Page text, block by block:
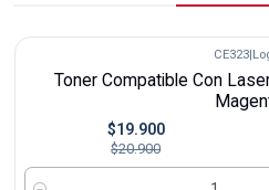
CE323|
Toner Compatible Con
$19.900
$20.900